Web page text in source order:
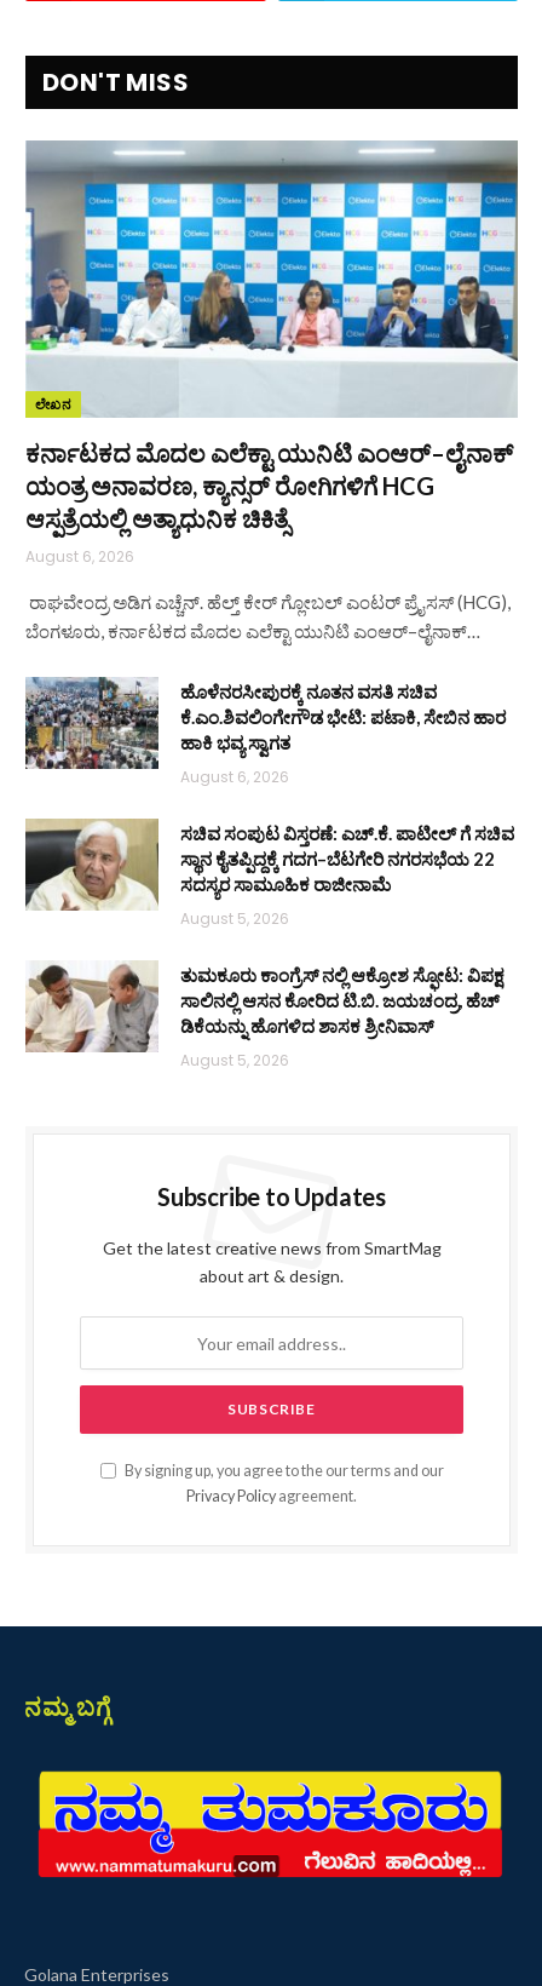
DON'T MISS
ಲೇಖನ
ಕರ್ನಾಟಕದ ಮೊದಲ ಎಲೆಕ್ಟಾ ಯುನಿಟಿ ಎಂಆರ್–ಲೈನಾಕ್
ಯಂತ್ರ ಅನಾವರಣ, ಕ್ಯಾನ್ಸರ್ ರೋಗಿಗಳಿಗೆ HCG
ಆಸ್ಪತ್ರೆಯಲ್ಲಿ ಅತ್ಯಾಧುನಿಕ ಚಿಕಿತ್ಸೆ
August 6, 2026
ರಾಘವೇಂದ್ರ ಅಡಿಗ ಎಚ್ಚೆನ್. ಹೆಲ್ತ್‌ ಕೇರ್ ಗ್ಲೋಬಲ್ ಎಂಟರ್‌ ಪ್ರೈಸಸ್ (HCG),
ಬೆಂಗಳೂರು, ಕರ್ನಾಟಕದ ಮೊದಲ ಎಲೆಕ್ಟಾ ಯುನಿಟಿ ಎಂಆರ್–ಲೈನಾಕ್…
ಹೊಳೆನರಸೀಪುರಕ್ಕೆ ನೂತನ ವಸತಿ ಸಚಿವ
ಕೆ.ಎಂ.ಶಿವಲಿಂಗೇಗೌಡ ಭೇಟಿ: ಪಟಾಕಿ, ಸೇಬಿನ ಹಾರ
ಹಾಕಿ ಭವ್ಯ ಸ್ವಾಗತ
August 6, 2026
ಸಚಿವ ಸಂಪುಟ ವಿಸ್ತರಣೆ: ಎಚ್.ಕೆ. ಪಾಟೀಲ್ ಗೆ ಸಚಿವ
ಸ್ಥಾನ ಕೈತಪ್ಪಿದ್ದಕ್ಕೆ ಗದಗ–ಬೆಟಗೇರಿ ನಗರಸಭೆಯ 22
ಸದಸ್ಯರ ಸಾಮೂಹಿಕ ರಾಜೀನಾಮೆ
August 5, 2026
ತುಮಕೂರು ಕಾಂಗ್ರೆಸ್ ನಲ್ಲಿ ಆಕ್ರೋಶ ಸ್ಫೋಟ: ವಿಪಕ್ಷ
ಸಾಲಿನಲ್ಲಿ ಆಸನ ಕೋರಿದ ಟಿ.ಬಿ. ಜಯಚಂದ್ರ, ಹೆಚ್
ಡಿಕೆಯನ್ನು ಹೊಗಳಿದ ಶಾಸಕ ಶ್ರೀನಿವಾಸ್
August 5, 2026
Subscribe to Updates
Get the latest creative news from SmartMag
about art & design.
By signing up, you agree to the our terms and our
Privacy Policy agreement.
ನಮ್ಮ ಬಗ್ಗೆ
Golana Enterprises